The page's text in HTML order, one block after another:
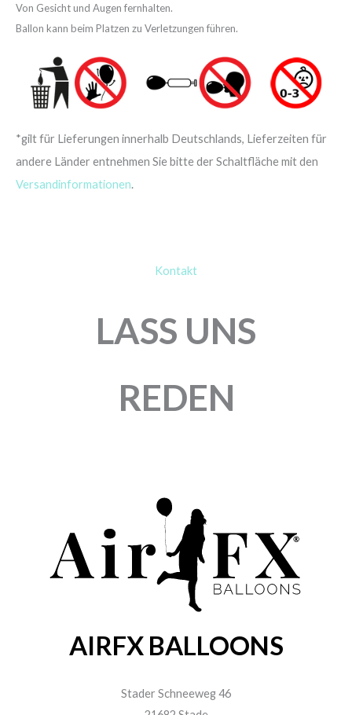
Von Gesicht und Augen fernhalten.
Ballon kann beim Platzen zu Verletzungen führen.
*gilt für Lieferungen innerhalb Deutschlands, Lieferzeiten für
andere Länder entnehmen Sie bitte der Schaltfläche mit den
Versandinformationen.
Kontakt
LASS UNS
REDEN
AIRFX BALLOONS
Stader Schneeweg 46